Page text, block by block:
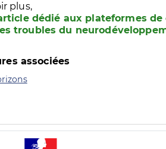
plus,
dédié aux plateformes
troubles du
associées